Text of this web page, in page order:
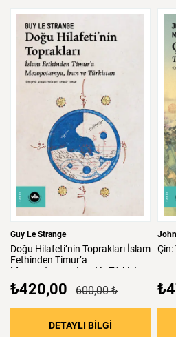
Guy Le Strange
Doğu Hilafeti’nin Toprakları İslam
Fethinden Timur’a
Mezopotamya,
Iran Ve Türkistan
₺420,00 600,00 ₺
DETAYLI BİLGİ : Doğu
Çin: